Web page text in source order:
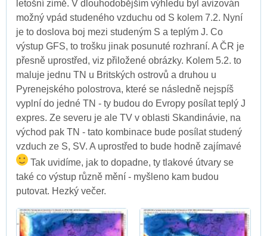
letošní zimě. V dlouhodobějším výhledu byl avizován
možný vpád studeného vzduchu od S kolem 7.2. Nyní
je to doslova boj mezi studeným S a teplým J. Co
výstup GFS, to trošku jinak posunuté rozhraní. A ČR je
přesně uprostřed, viz přiložené obrázky. Kolem 5.2. to
maluje jednu TN u Britských ostrovů a druhou u
Pyrenejského polostrova, které se následně nejspíš
vyplní do jedné TN - ty budou do Evropy posílat teplý J
expres. Ze severu je ale TV v oblasti Skandinávie, na
východ pak TN - tato kombinace bude posílat studený
vzduch ze S, SV. A uprostřed to bude hodně zajímavé
Tak uvidíme, jak to dopadne, ty tlakové útvary se
také co výstup různě mění - myšleno kam budou
putovat. Hezký večer.